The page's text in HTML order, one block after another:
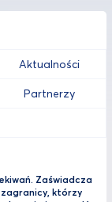
Aktualności
Partnerzy
Zaświadcza
którzy